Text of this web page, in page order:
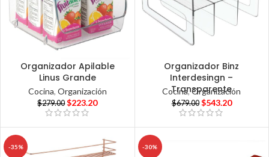
Organizador Apilable
Linus Grande
Cocina, Organización
$279.00 $223.20
Organizador Binz
Interdesingn –
Transparente
Cocina,Organización
$679.00 $543.20
-35% -30%